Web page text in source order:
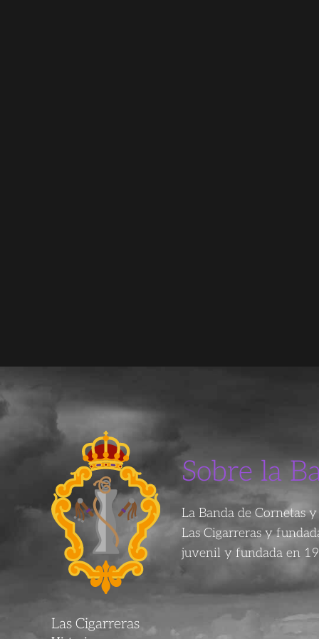
Sobre la
La Banda de Cornetas
Las Cigarreras y
juvenil y fundada en
Las Cigarreras